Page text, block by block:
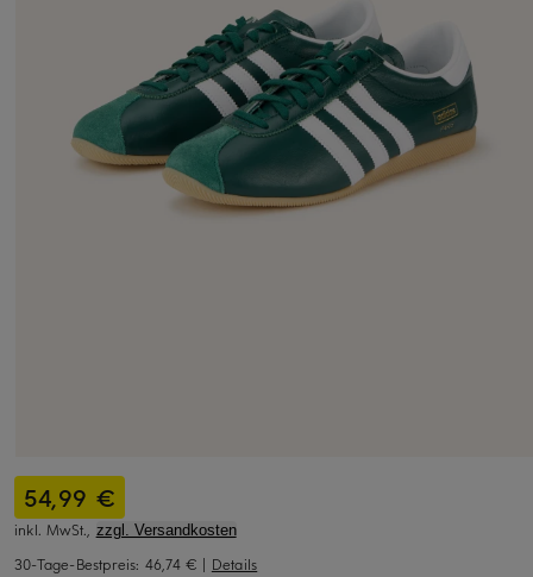
54,99 €
inkl. MwSt., zzgl. Versandkosten
30-Tage-Bestpreis: 46,74 € | Details